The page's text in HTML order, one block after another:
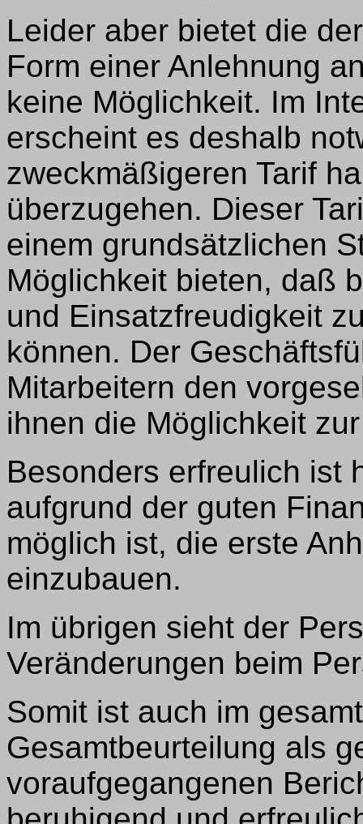
Leider aber bietet die
Form einer Anlehnung
keine Möglichkeit. Im
erscheint es deshalb
zweckmäßigeren Tarif
überzugehen. Dieser
einem grundsätzlichen
Möglichkeit bieten, daß
und Einsatzfreudigkeit
können. Der
Mitarbeitern den
ihnen die Möglichkeit
Besonders erfreulich ist
aufgrund der guten
möglich ist, die erste
einzubauen.
Im übrigen sieht der
Veränderungen beim
Somit ist auch im
Gesamtbeurteilung als
voraufgegangenen